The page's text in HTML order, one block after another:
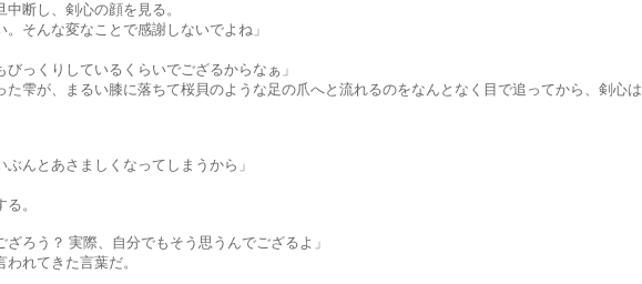
、剣心の顔を見る。
な変なことで感謝しないでよね」
しているくらいでござるからなぁ」
るい膝に落ちて桜貝のような足の爪へと流れるのをなんとなく目で追ってから、剣心は
あさましくなってしまうから」
。
実際、自分でもそう思うんでござるよ」
てきた言葉だ。